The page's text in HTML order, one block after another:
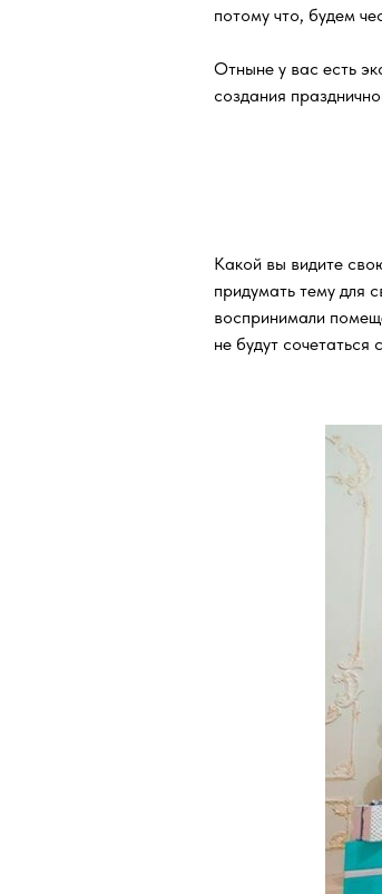
потому что, будем
Отныне у вас есть
создания
Какой вы видите
придумать тему для
воспринимали
не будут